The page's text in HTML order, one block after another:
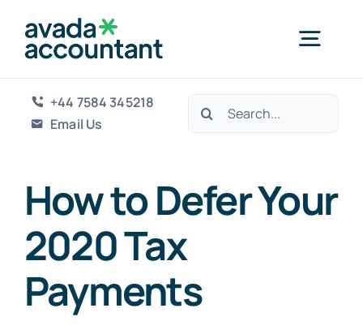
+44 7584 345218
+44 7584 345218
Email Us
Search
How to Defer Your
2020 Tax
Payments